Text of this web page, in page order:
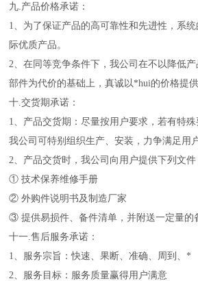
九.产品价格承诺：
1、为了保证产品的高可靠性和先进性，系
际优质产品。
2、在同等竞争条件下，我公司在不以降低
部件为代价的基础上，真诚以*hui的价格提
十.交货期承诺：
1、产品交货期：尽量按用户要求，若有特殊
我公司可特别组织生产、安装，力争满足用
2、产品交货时，我公司向用户提供下列文件
①技术保养维修手册
②外购件说明书及制造厂家
③提供易损件、备件清单，并附送一定量的
十一.售后服务承诺：
1、服务宗旨：快速、果断、准确、周到、*
2、服务目标：服务质量赢得用户满意